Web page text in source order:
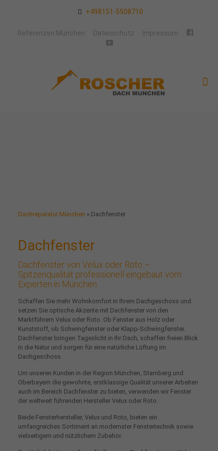
+498151-5508710
Referenzen München Datenschutz Impressum
Dachreparatur München » Dachfenster
Dachfenster
Dachfenster von Velux oder Roto –
Spitzenqualität professionell eingebaut vom
Experten in München
Schaffen Sie mehr Wohnkomfort in Ihrem Dachgeschoss und
setzen Sie optische Akzente mit Dachfenster von den
Marktführern Velux oder Roto. Ob Fenster aus Holz oder
Kunststoff, ob Schwingfenster oder Klapp-Schwingfenster.
Dachfenster bringen Tageslicht in Ihr Dach, schaffen freien Blick
in die Natur und sorgen für eine natürliche Lüftung im
Dachgeschoss.
Um unseren Kunden in der Region München, Starnberg und
Oberbayern die gewohnte, erstklassige Qualität unserer Arbeiten
auch im Bereich Dachfenster zu bieten, verwenden wir Fenster
der weltweit führenden Hersteller Velux oder Roto.
Beide Fensterhersteller, Velux und Roto, bieten ein
umfangreiches Sortiment an modernster Fenstertechnik sowie
vielseitigem und nützlichem Zubehör.